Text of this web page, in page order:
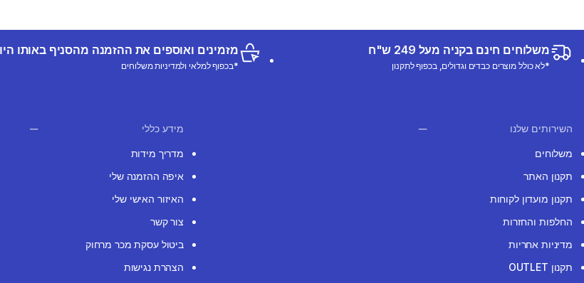
משלוחים חינם בקניה מעל 249 ש"ח
*לא כולל מוצרים כבדים וגדולים, בכפוף לתקנון
מזמינים ואוספים את ההזמנה מהסניף באותו
*בכפוף למלאי ולמדיניות משלוחים
השירותים שלנו
משלוחים
תקנון האתר
תקנון מועדון לקוחות
החלפות והחזרות
מדיניות אחריות
תקנון OUTLET
מידע כללי
מדריך מידות
איפה ההזמנה שלי
האיזור האישי שלי
צור קשר
ביטול עסקת מכר מרחוק
הצהרת נגישות